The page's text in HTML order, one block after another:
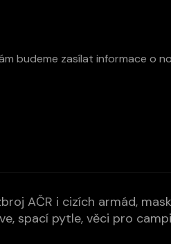
budeme zasílat informace o
AČR i cizích armád,
spací pytle, věci pro